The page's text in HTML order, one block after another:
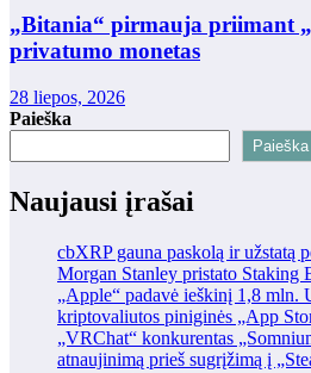
„Bitania“ pirmauja priimant
privatumo monetas
28 liepos, 2026
Paieška
Paieška
Naujausi įrašai
cbXRP gauna paskolą ir užstatą
Morgan Stanley pristato Staking
„Apple“ padavė ieškinį 1,8 mln.
kriptovaliutos piniginės „App
„VRChat“ konkurentas
atnaujinimą prieš sugrįžimą į